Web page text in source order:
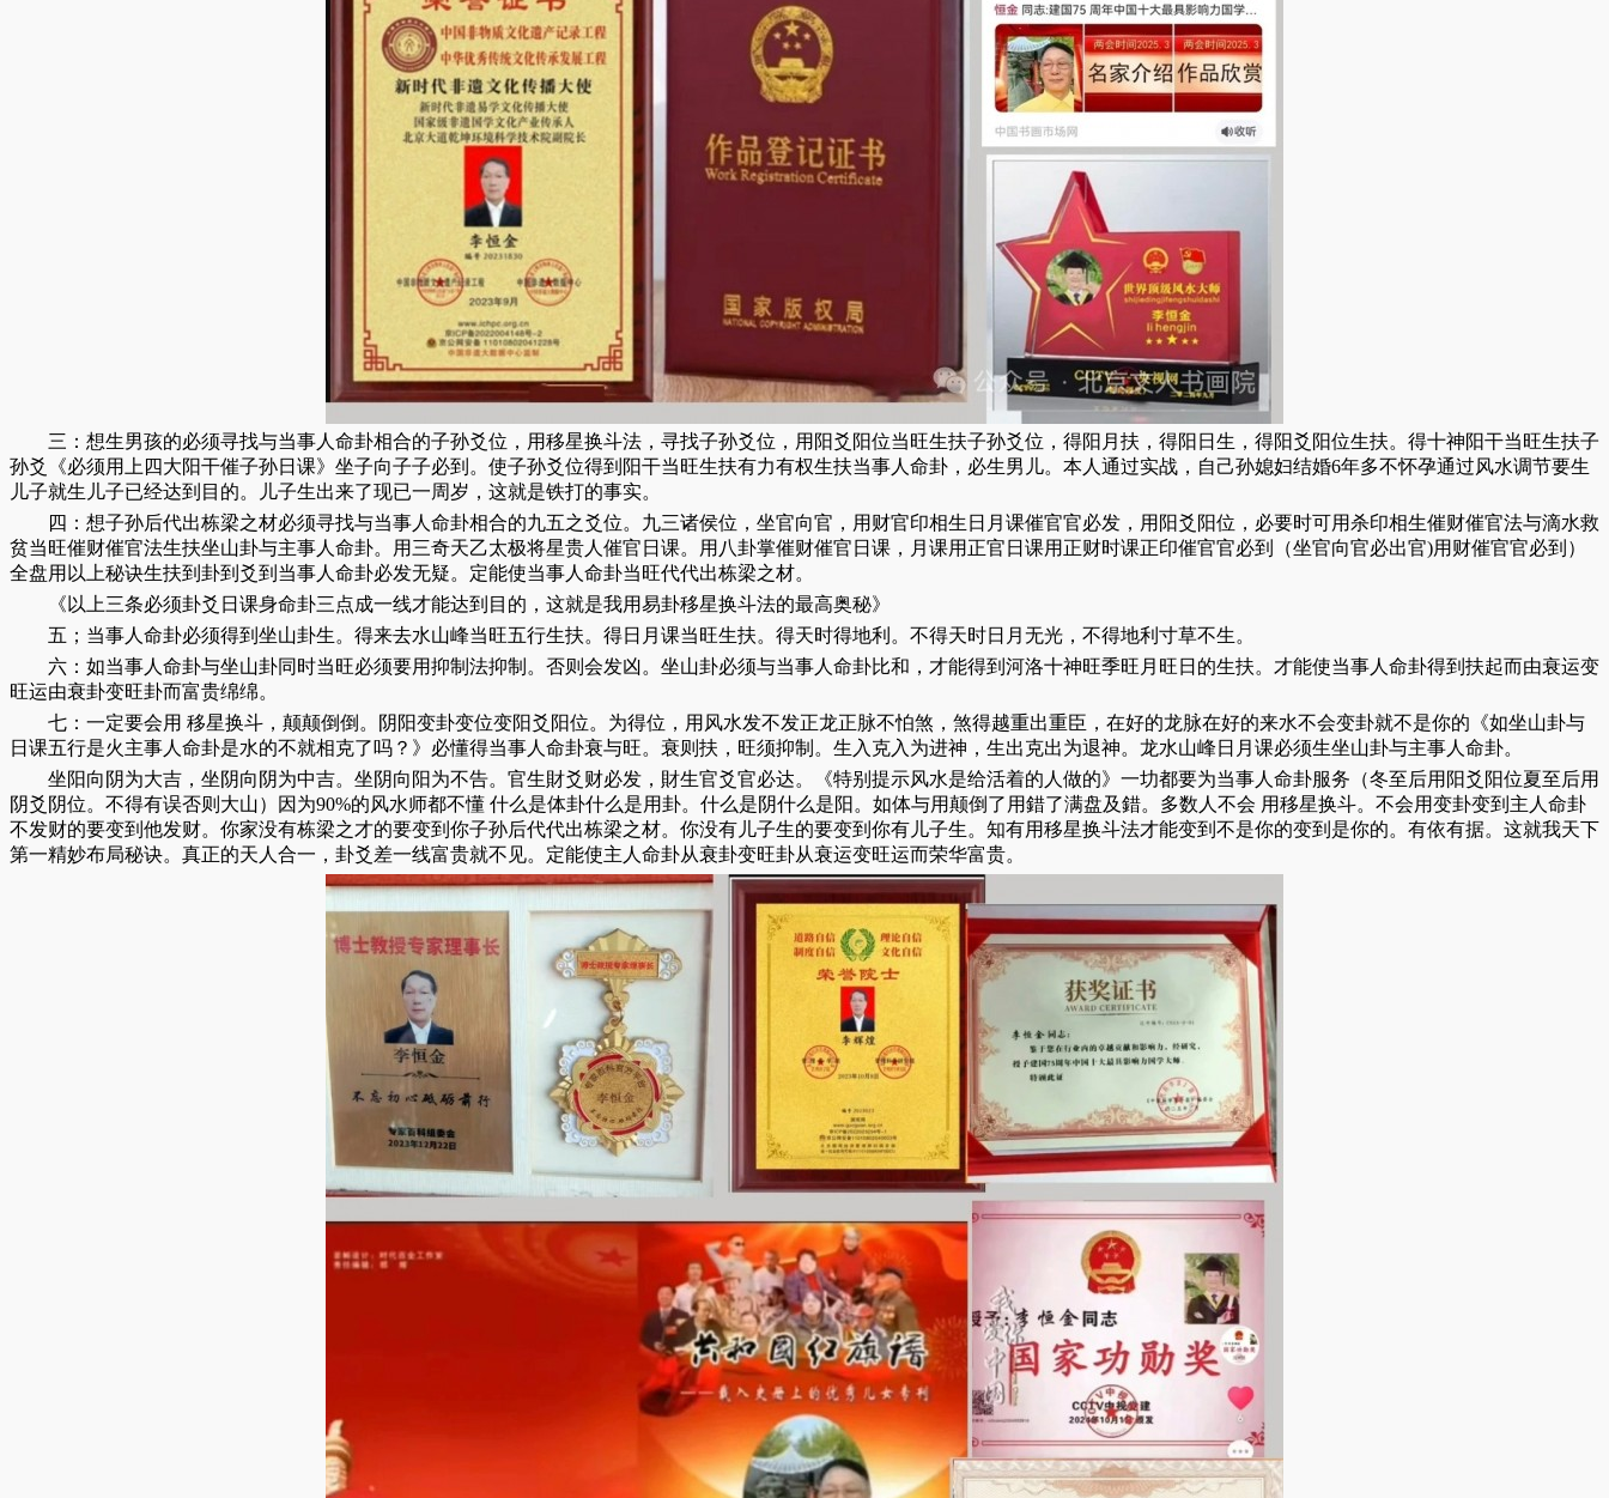
三：想生男孩的必须寻找与当事人命卦相合的子孙爻位，用移星换斗法，寻找子孙爻位，用阳爻阳位当旺生扶子孙爻位，得阳月扶，得阳日生，得阳爻阳位生扶。得十神阳干当旺生扶子
孙爻《必须用上四大阳干催子孙日课》坐子向子子必到。使子孙爻位得到阳干当旺生扶有力有权生扶当事人命卦，必生男儿。本人通过实战，自己孙媳妇结婚6年多不怀孕通过风水调节要生
儿子就生儿子已经达到目的。儿子生出来了现已一周岁，这就是铁打的事实。
四：想子孙后代出栋梁之材必须寻找与当事人命卦相合的九五之爻位。九三诸侯位，坐官向官，用财官印相生日月课催官官必发，用阳爻阳位，必要时可用杀印相生催财催官法与滴水救
贫当旺催财催官法生扶坐山卦与主事人命卦。用三奇天乙太极将星贵人催官日课。用八卦掌催财催官日课，月课用正官日课用正财时课正印催官官必到（坐官向官必出官)用财催官官必到）
全盘用以上秘诀生扶到卦到爻到当事人命卦必发无疑。定能使当事人命卦当旺代代出栋梁之材。
《以上三条必须卦爻日课身命卦三点成一线才能达到目的，这就是我用易卦移星换斗法的最高奥秘》
五；当事人命卦必须得到坐山卦生。得来去水山峰当旺五行生扶。得日月课当旺生扶。得天时得地利。不得天时日月无光，不得地利寸草不生。
六：如当事人命卦与坐山卦同时当旺必须要用抑制法抑制。否则会发凶。坐山卦必须与当事人命卦比和，才能得到河洛十神旺季旺月旺日的生扶。才能使当事人命卦得到扶起而由衰运变
旺运由衰卦变旺卦而富贵绵绵。
七：一定要会用 移星换斗，颠颠倒倒。阴阳变卦变位变阳爻阳位。为得位，用风水发不发正龙正脉不怕煞，煞得越重出重臣，在好的龙脉在好的来水不会变卦就不是你的《如坐山卦与
日课五行是火主事人命卦是水的不就相克了吗？》必懂得当事人命卦衰与旺。衰则扶，旺须抑制。生入克入为进神，生出克出为退神。龙水山峰日月课必须生坐山卦与主事人命卦。
坐阳向阴为大吉，坐阴向阴为中吉。坐阴向阳为不告。官生財爻财必发，財生官爻官必达。《特别提示风水是给活着的人做的》一㘦都要为当事人命卦服务（冬至后用阳爻阳位夏至后用
阴爻阴位。不得有误否则大山）因为90%的风水师都不懂 什么是体卦什么是用卦。什么是阴什么是阳。如体与用颠倒了用錯了满盘及錯。多数人不会 用移星换斗。不会用变卦变到主人命卦
不发财的要变到他发财。你家没有栋梁之才的要变到你子孙后代代出栋梁之材。你没有儿子生的要变到你有儿子生。知有用移星换斗法才能变到不是你的变到是你的。有依有据。这就我天下
第一精妙布局秘诀。真正的天人合一，卦爻差一线富贵就不见。定能使主人命卦从衰卦变旺卦从衰运变旺运而荣华富贵。